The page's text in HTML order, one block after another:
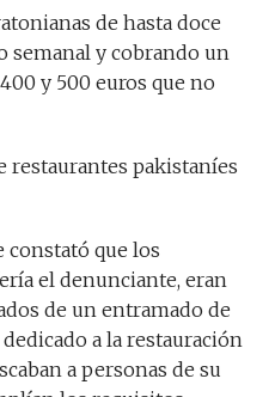
de hasta doce
semanal y cobrando un
y 500 euros que no
restaurantes pakistaníes
constató que los
el denunciante, eran
de un entramado de
a la restauración
a personas de su